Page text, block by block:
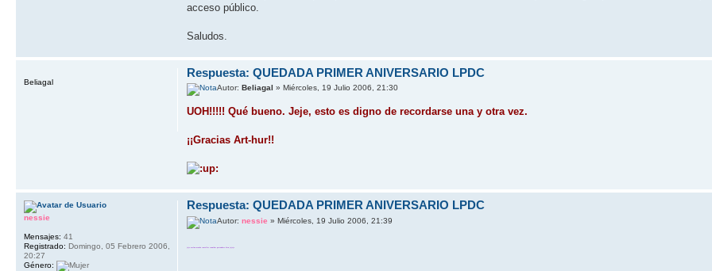
acceso público.
Saludos.
Respuesta: QUEDADA PRIMER ANIVERSARIO LPDC
Autor: Beliagal » Miércoles, 19 Julio 2006, 21:30
UOH!!!!! Qué bueno. Jeje, esto es digno de recordarse una y otra vez.
¡¡Gracias Art-hur!!
Beliagal
Respuesta: QUEDADA PRIMER ANIVERSARIO LPDC
Autor:nessie » Miércoles, 19 Julio 2006, 21:39
nessie
Mensajes: 41
Registrado: Domingo, 05 Febrero 2006,
20:27
Género: